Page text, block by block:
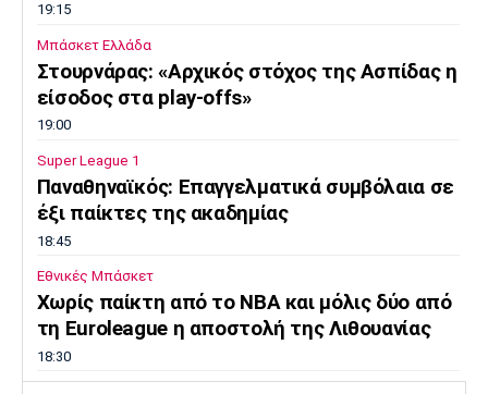
19:15
Μπάσκετ Ελλάδα
Στουρνάρας: «Αρχικός στόχος της Ασπίδας η
είσοδος στα play-offs»
19:00
Super League 1
Παναθηναϊκός: Επαγγελματικά συμβόλαια σε
έξι παίκτες της ακαδημίας
18:45
Εθνικές Μπάσκετ
Χωρίς παίκτη από το ΝΒΑ και μόλις δύο από
τη Euroleague η αποστολή της Λιθουανίας
18:30